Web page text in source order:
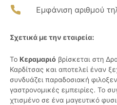
Εμφάνιση αριθμού
Σχετικά με την εταιρεία:
Το Κεραμαριό βρίσκεται στη
Καρδίτσας και αποτελεί έναν
συνδυάζει παραδοσιακή
γαστρονομικές εμπειρίες. Το
χτισμένο σε ένα μαγευτικό